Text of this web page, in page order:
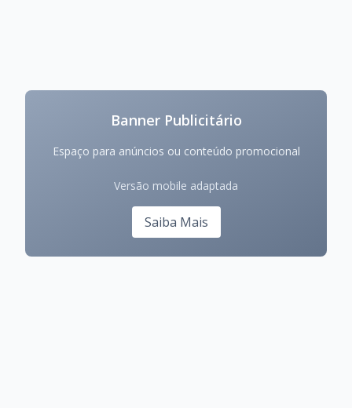
Banner Publicitário
Espaço para anúncios ou conteúdo promocional
Versão mobile adaptada
Saiba Mais